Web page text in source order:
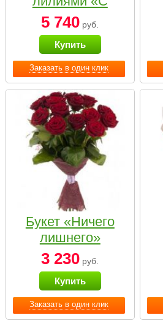
Заказать в один клик
наилучшими
пожеланиями»
5 740 руб.
Купить
Заказать в один клик
Букет «Ничего
лишнего»
3 230 руб.
Купить